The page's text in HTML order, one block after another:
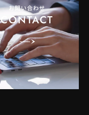
お問い合わせ
CONTACT